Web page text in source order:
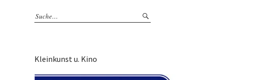
Kleinkunst u. Kino